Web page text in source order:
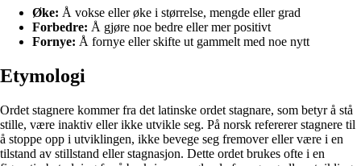
Øke: Å vokse eller øke i størrelse, mengde eller grad
Forbedre: Å gjøre noe bedre eller mer positivt
Fornye: Å fornye eller skifte ut gammelt med noe nytt
Etymologi
Ordet stagnere kommer fra det latinske ordet stagnare, som betyr å stå
stille, være inaktiv eller ikke utvikle seg. På norsk refererer stagnere til
å stoppe opp i utviklingen, ikke bevege seg fremover eller være i en
tilstand av stillstand eller stagnasjon. Dette ordet brukes ofte i en